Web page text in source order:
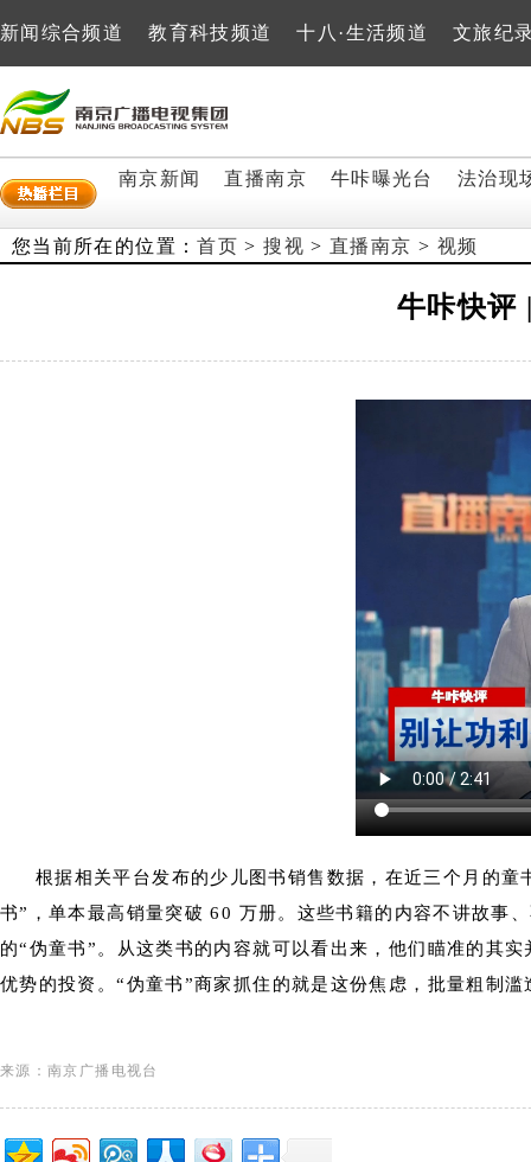
新闻综合频道 教育科技频道 十八·生活频道 文旅纪
南京新闻 直播南京 牛咔曝光台 法治现
您当前所在的位置：首页 >搜视 >直播南京 > 视频
牛咔快评
根据相关平台发布的少儿图书销售数据，在近三个月的
书”，单本最高销量突破 60 万册。这些书籍的内容不讲故事
的“伪童书”。从这类书的内容就可以看出来，他们瞄准的其
优势的投资。“伪童书”商家抓住的就是这份焦虑，批量粗制
来源：南京广播电视台